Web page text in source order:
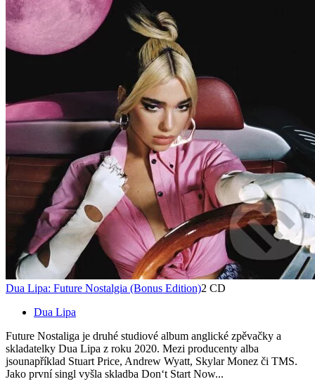
Dua Lipa: Future Nostalgia (Bonus Edition)2 CD
Dua Lipa
Future Nostaliga je druhé studiové album anglické zpěvačky a
skladatelky Dua Lipa z roku 2020. Mezi producenty alba
jsounapříklad Stuart Price, Andrew Wyatt, Skylar Monez či TMS.
Jako první singl vyšla skladba Don‘t Start Now...